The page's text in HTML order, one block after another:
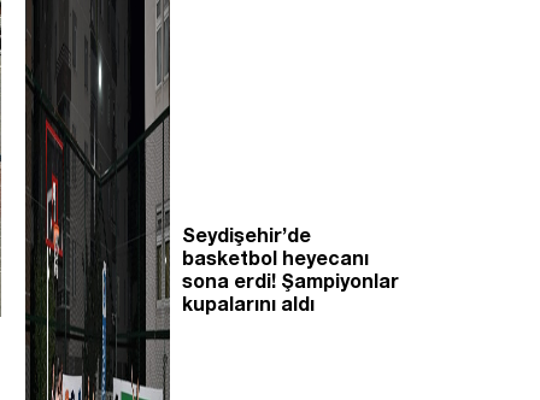
Seydişehir’de
basketbol heyecanı
sona erdi! Şampiyonlar
kupalarını aldı